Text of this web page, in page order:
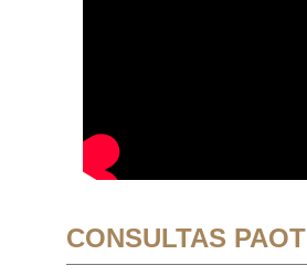
CONSULTAS PAOT